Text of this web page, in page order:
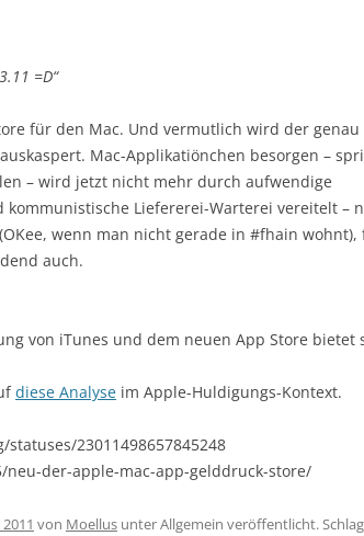
=D“
für den Mac. Und vermutlich wird der genau
Mac-Applikatiönchen besorgen –
– wird jetzt nicht mehr durch aufwendige
Liefererei-Warterei vereitelt –
wenn man nicht gerade in #fhain wohnt),
auch.
von iTunes und dem neuen App Store bietet
diese Analyse im Apple-Huldigungs-Kontext.
23011498657845248
der-apple-mac-app-gelddruck-store/
von Moellus unter Allgemein veröffentlicht.